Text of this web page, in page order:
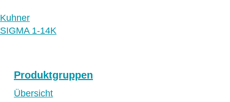
Kuhner
SIGMA 1-14K
Produktgruppen
Übersicht